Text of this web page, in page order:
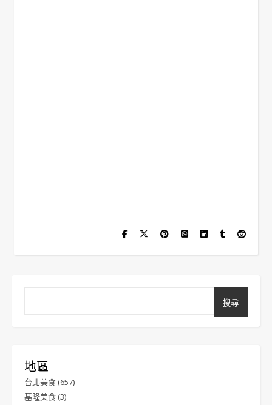
搜尋
地區
台北美食 (657)
基隆美食 (3)